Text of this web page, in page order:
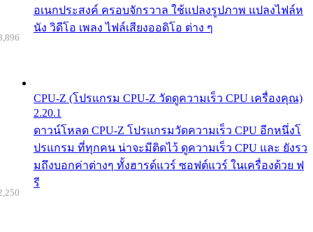
อเนกประสงค์ ครอบจักรวาล ใช้แปลงรูปภาพ แปลงไฟล์ห
นัง วิดีโอ เพลง ไฟล์เสียงออดิโอ ต่าง ๆ
CPU-Z (โปรแกรม CPU-Z วัดดูความเร็ว CPU เครื่องคุณ)
2.20.1
ดาวน์โหลด CPU-Z โปรแกรมวัดความเร็ว CPU อีกหนึ่งโ
ปรแกรม ที่ทุกคน น่าจะมีติดไว้ ดูความเร็ว CPU และ ยังรว
มถึงบอกค่าต่างๆ ทั้งฮารด์แวร์ ซอฟต์แวร์ ในเครื่องด้วย ฟ
รี